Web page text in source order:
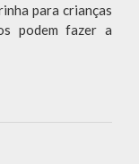
para crianças
podem fazer a